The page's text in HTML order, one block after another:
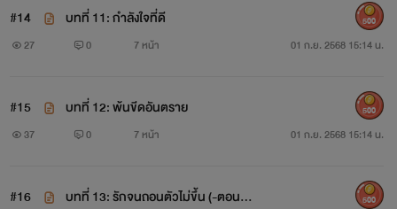
#14 บทที่ 11: กำลังใจที่ดี
27 0 7 หน้า 01 ก.ย. 2568 15:14 น.
500
#15 บทที่ 12: พ้นขีดอันตราย
37 0 7 หน้า 01 ก.ย. 2568 15:14 น.
500
#16
บทที่ 13: รักจนถอนตัวไม่ขึ้น (-ตอนจบ
500